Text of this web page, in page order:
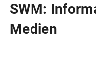
SWM:
Medien